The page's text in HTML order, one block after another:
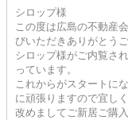
シロップ様
この度は広島の不動産
びいただきありがとうご
シロップ様がご内覧さ
っています。
これからがスタートに
に頑張りますので宜し
改めましてご新居ご購